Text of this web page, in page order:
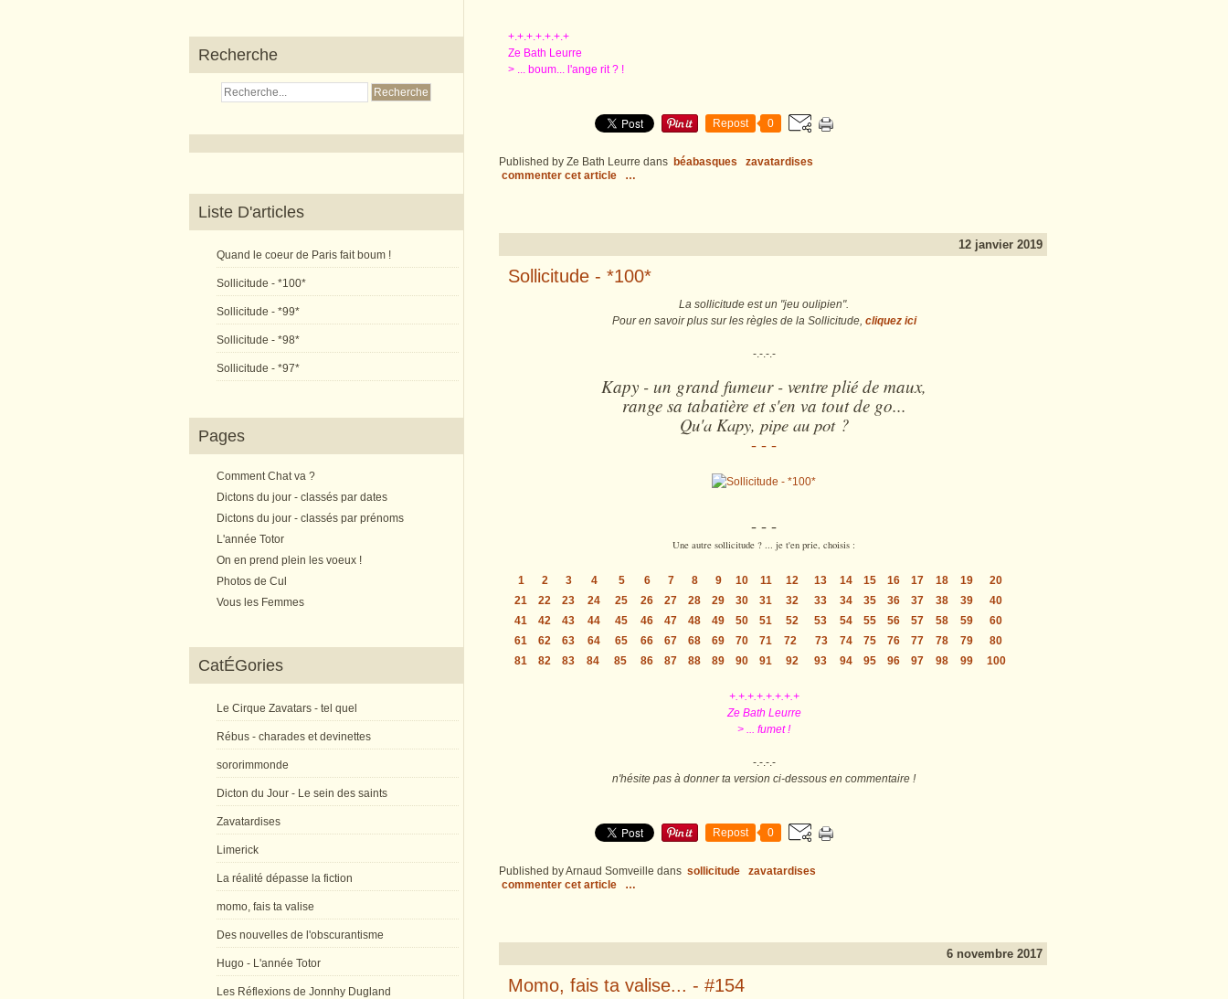
Recherche
Liste D'articles
Quand le coeur de Paris fait boum !
Sollicitude - *100*
Sollicitude - *99*
Sollicitude - *98*
Sollicitude - *97*
Pages
Comment Chat va ?
Dictons du jour - classés par dates
Dictons du jour - classés par prénoms
L'année Totor
On en prend plein les voeux !
Photos de Cul
Vous les Femmes
CatÉGories
Le Cirque Zavatars - tel quel
Rébus - charades et devinettes
sororimmonde
Dicton du Jour - Le sein des saints
Zavatardises
Limerick
La réalité dépasse la fiction
momo, fais ta valise
Des nouvelles de l'obscurantisme
Hugo - L'année Totor
Les Réflexions de Jonnhy Dugland
+.+.+.+.+.+.+
Ze Bath Leurre
> ... boum... l'ange rit ? !
Repost 0
Published by Ze Bath Leurre dans béabasques
zavatardises
commenter cet article
…
12 janvier 2019
Sollicitude - *100*
La sollicitude est un "jeu oulipien".
Pour en savoir plus sur les règles de la Sollicitude, cliquez ici
-.-.-.-
Kapy - un grand fumeur - ventre plié de maux,
range sa tabatière et s'en va tout de go...
Qu'a Kapy, pipe au pot ?
- - -
- - -
Une autre sollicitude ? ... je t'en prie, choisis :
1 2 3 4 5 6 7 8 9 10 11 12 13 14 15 16 17 18 19
20
21
22 23 24 25 26 27 28 29 30 31 32 33 34 35 36 37 38 39
40
41
42 43 44 45 46 47 48 49 50 51 52 53 54 55 56 57 58 59
60
61
62 63 64 65 66 67 68 69 70 71 72 73 74 75 76 77 78 79
80
81
82 83 84 85 86 87 88 89 90 91 92 93 94 95 96 97 98 99 100
+.+.+.+.+.+.+.+
Ze Bath Leurre
> ... fumet !
-.-.-.-
n'hésite pas à donner ta version ci-dessous en commentaire !
Repost 0
Published by Arnaud Somveille dans sollicitude
zavatardises
commenter cet article
…
6 novembre 2017
Momo, fais ta valise... - #154